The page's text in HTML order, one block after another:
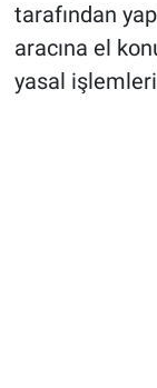
tarafından
aracına el
yasal